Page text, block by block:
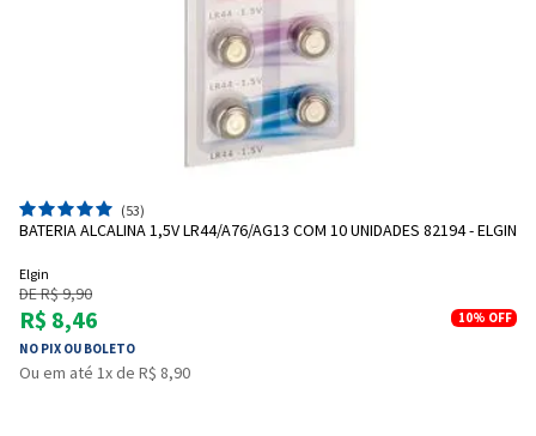
(53)
BATERIA ALCALINA 1,5V LR44/A76/AG13 COM 10 UNIDADES 82194 - ELGIN
Elgin
DE R$ 9,90
R$ 8,46
NO PIX OU BOLETO
10% OFF
Ou em até 1x de R$ 8,90